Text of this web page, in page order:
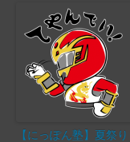
【にっぽん塾】夏祭り